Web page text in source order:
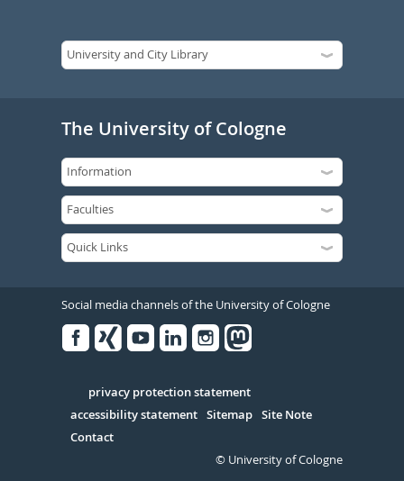
The University of Cologne
Social media channels of the University of Cologne
Serivce
privacy protection statement
accessibility statement Sitemap Site Note
Contact
© University of Cologne